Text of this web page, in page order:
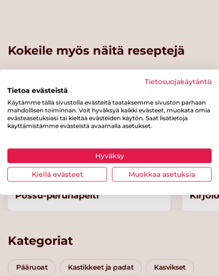
Kokeile myös näitä reseptejä
Helppo
Possu-perunapelti
Kategoriat
Pääruoat Kastikkeet ja padat Kasvikset
Tietosuojakäytäntö
Tietoa evästeistä
Käytämme tällä sivustolla evästeitä taataksemme sivuston parhaan
mahdollisen toiminnan. Voit hyväksyä kaikki evästeet, muokata omia
evästeasetuksiasi tai kieltää evästeiden käytön. Saat lisätietoja
käyttämistämme evästeistä avaamalla asetukset.
Hyväksy
Kiellä evästeet Muokkaa asetuksia